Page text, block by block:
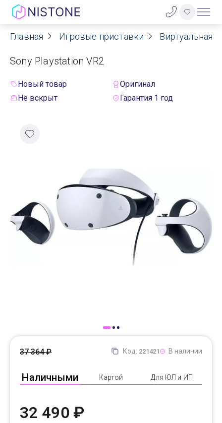
Акции
О нас
Гарантия
Оплата
Доставка
Главная Игровые приставки Виртуальная
Sony Playstation VR2
Новый товар
Оригинал
Не вскрыт
Гарантия 1 год
Код: 221421 В наличии
Наличными Картой Для ЮЛ и ИП
37 364 ₽
32 490 ₽